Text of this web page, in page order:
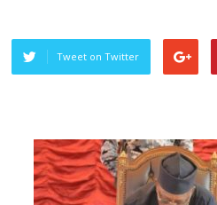
Tweet on Twitter